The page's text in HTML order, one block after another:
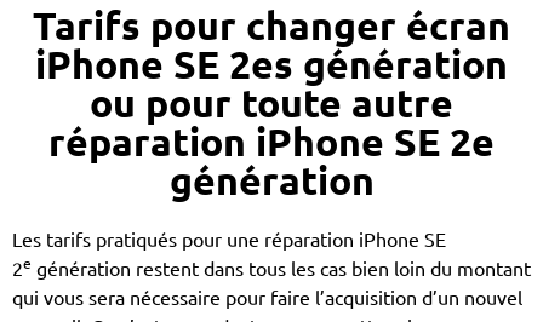
Tarifs pour changer écran
iPhone SE 2es génération
ou pour toute autre
réparation iPhone SE 2e
génération
Les tarifs pratiqués pour une réparation iPhone SE
2e génération restent dans tous les cas bien loin du montant
qui vous sera nécessaire pour faire l’acquisition d’un nouvel